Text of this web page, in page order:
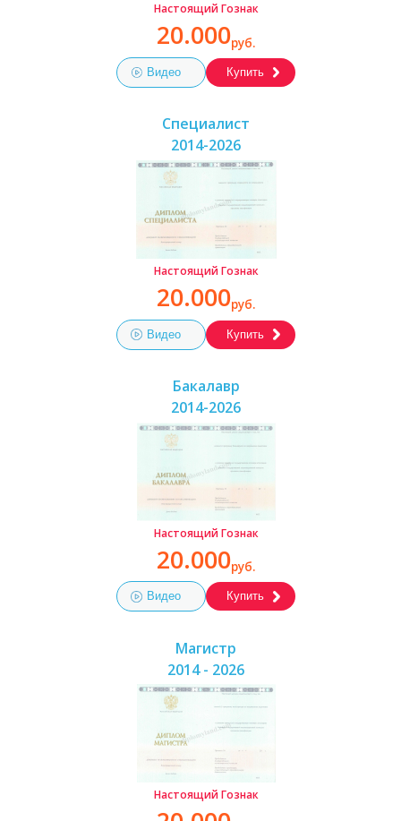
Настоящий Гознак
20.000руб.
Видео Купить
Специалист
2014-2026
Настоящий Гознак
20.000руб.
Видео Купить
Бакалавр
2014-2026
Настоящий Гознак
20.000руб.
Видео Купить
Магистр
2014 - 2026
Настоящий Гознак